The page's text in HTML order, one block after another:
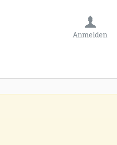
Anmelden